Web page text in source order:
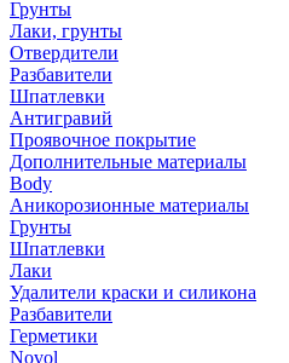
Грунты
Лаки, грунты
Отвердители
Разбавители
Шпатлевки
Антигравий
Проявочное покрытие
Дополнительные материалы
Body
Аникорозионные материалы
Грунты
Шпатлевки
Лаки
Удалители краски и силикона
Разбавители
Герметики
Novol